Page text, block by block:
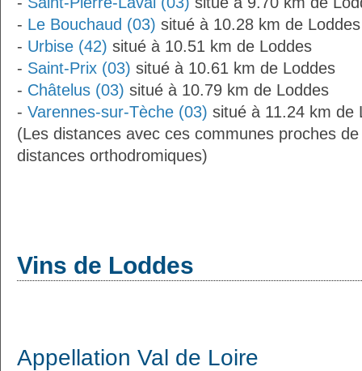
- Le Bouchaud (03) situé à 10.28 km de Loddes
- Urbise (42) situé à 10.51 km de Loddes
- Saint-Prix (03) situé à 10.61 km de Loddes
- Châtelus (03) situé à 10.79 km de Loddes
- Varennes-sur-Tèche (03) situé à 11.24 km de
(Les distances avec ces communes proches
distances orthodromiques)
Vins de Loddes
Appellation Val de Loire